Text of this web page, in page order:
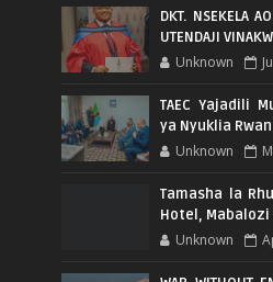
DKT. NSEKELA
UTENDAJI
Unknown
TAEC Yajadili
ya Nyuklia
Unknown
Tamasha la
Hotel,
Unknown